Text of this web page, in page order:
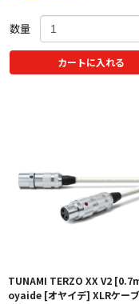
数量
カートに入れる
TUNAMI TERZO XX V2
oyaide [オヤイデ] XLRケー